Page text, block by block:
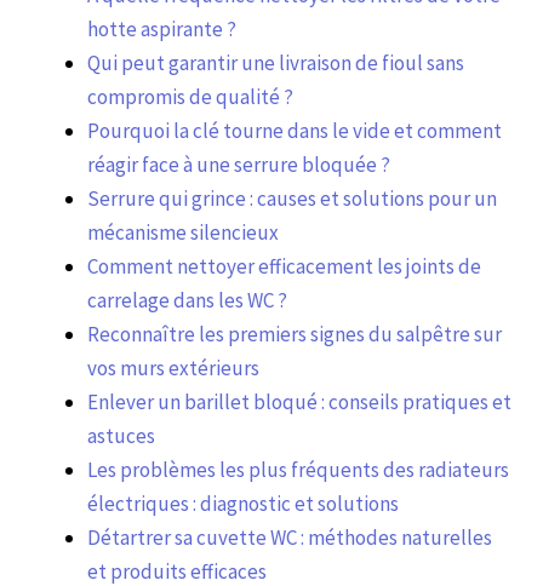
hotte aspirante ?
Qui peut garantir une livraison de fioul sans
compromis de qualité ?
Pourquoi la clé tourne dans le vide et comment
réagir face à une serrure bloquée ?
Serrure qui grince : causes et solutions pour un
mécanisme silencieux
Comment nettoyer efficacement les joints de
carrelage dans les WC ?
Reconnaître les premiers signes du salpêtre sur
vos murs extérieurs
Enlever un barillet bloqué : conseils pratiques et
astuces
Les problèmes les plus fréquents des radiateurs
électriques : diagnostic et solutions
Détartrer sa cuvette WC : méthodes naturelles
et produits efficaces